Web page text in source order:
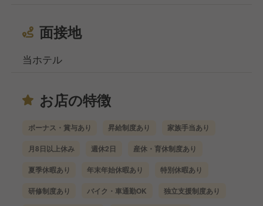
面接地
当ホテル
お店の特徴
ボーナス・賞与あり 昇給制度あり 家族手当あり
月8日以上休み 週休2日 産休・育休制度あり
夏季休暇あり 年末年始休暇あり 特別休暇あり
研修制度あり バイク・車通勤OK 独立支援制度あり